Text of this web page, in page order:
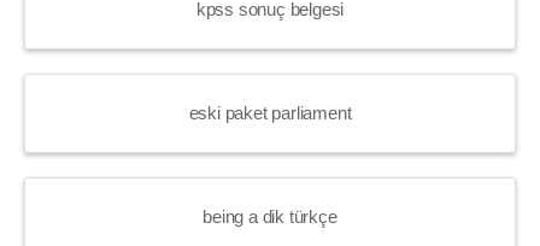
kpss sonuç belgesi
eski paket parliament
being a dik türkçe